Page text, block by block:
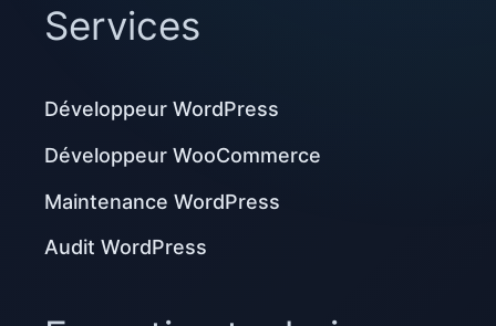
Services
Développeur WordPress
Développeur WooCommerce
Maintenance WordPress
Audit WordPress